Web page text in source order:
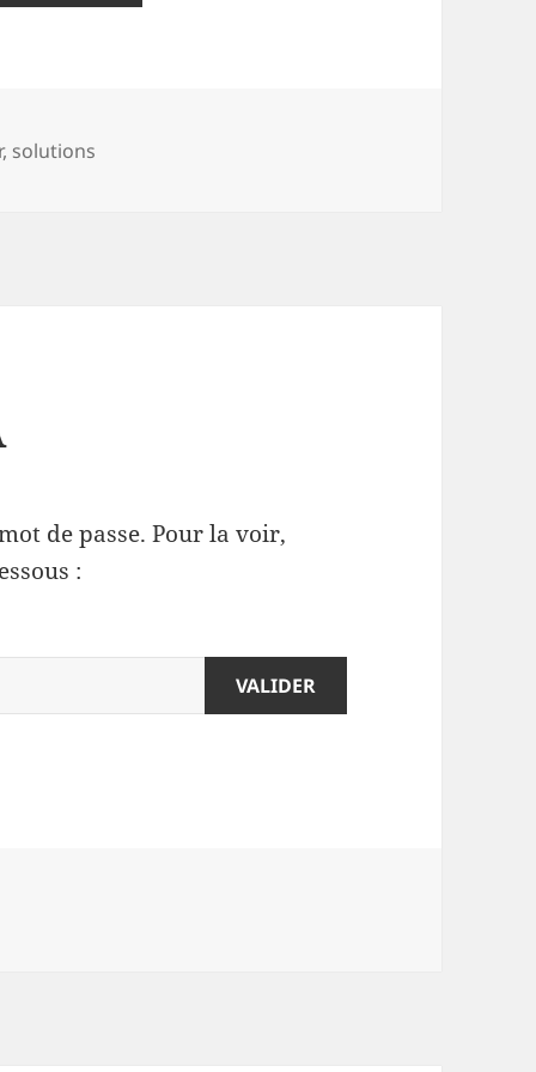
, solutions
de passe. Pour la voir,
: